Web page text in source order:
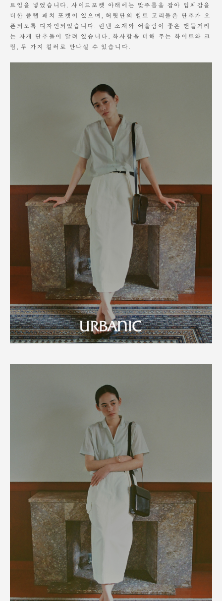
트임을 넣었습니다. 사이드포켓 아래에는 맞주름을 잡아 입체감을
더한 플랩 패치 포켓이 있으며, 허릿단의 벨트 고리들은 단추가 오
픈되도록 디자인되었습니다. 린넨 소재와 어울림이 좋은 맨들거리
는 자개 단추들이 달려 있습니다. 화사함을 더해 주는 화이트와 크
림, 두 가지 컬러로 만나실 수 있습니다.